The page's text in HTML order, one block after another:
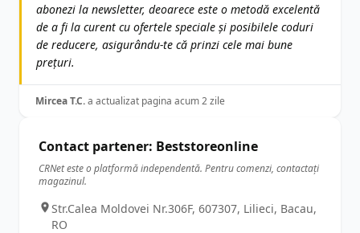
abonezi la newsletter, deoarece este o metodă excelentă
de a fi la curent cu ofertele speciale și posibilele coduri
de reducere, asigurându-te că prinzi cele mai bune
prețuri.
Mircea T.C.a actualizat pagina acum 2 zile
Contact partener: Beststoreonline
CRNet este o platformă independentă. Pentru comenzi, contactați
magazinul.
Str.Calea Moldovei Nr.306F, 607307, Lilieci, Bacau,
RO